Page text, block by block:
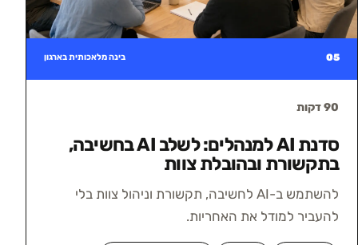
05 בינה מלאכותית בארגון
90 דקות
סדנת AI למנהלים: לשלב AI בחשיבה,
בתקשורת ובהובלת צוות
להשתמש ב-AI לחשיבה, תקשורת וניהול צוות בלי
להעביר למודל את האחריות.